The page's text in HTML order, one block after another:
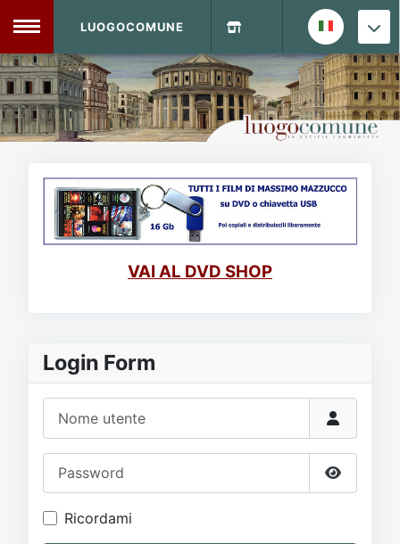
MENU
Home
DVD Shop
Sito
Forum
LUOGOCOMUNE
VAI AL DVD SHOP
Login Form
Mostra
Ricordami